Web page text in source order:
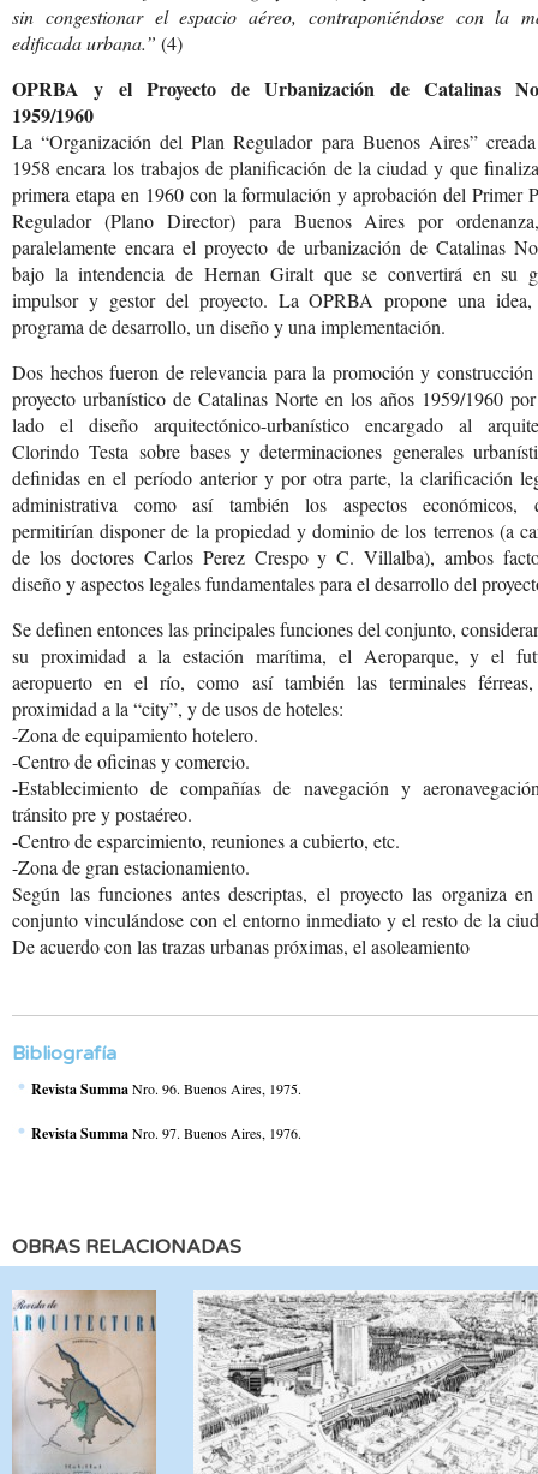
sin congestionar el espacio aéreo, contraponiéndose con la
edificada urbana.” (4)
OPRBA y el Proyecto de Urbanización de Catalinas
1959/1960
La “Organización del Plan Regulador para Buenos Aires”
1958 encara los trabajos de planificación de la ciudad y que
primera etapa en 1960 con la formulación y aprobación del Primer
Regulador (Plano Director) para Buenos Aires por
paralelamente encara el proyecto de urbanización de Catalinas
bajo la intendencia de Hernan Giralt que se convertirá en su
impulsor y gestor del proyecto. La OPRBA propone una
programa de desarrollo, un diseño y una implementación.
Dos hechos fueron de relevancia para la promoción y
proyecto urbanístico de Catalinas Norte en los años 1959/1960
lado el diseño arquitectónico-urbanístico encargado al
Clorindo Testa sobre bases y determinaciones generales
definidas en el período anterior y por otra parte, la clarificación
administrativa como así también los aspectos económicos,
permitirían disponer de la propiedad y dominio de los terrenos (a
de los doctores Carlos Perez Crespo y C. Villalba), ambos
diseño y aspectos legales fundamentales para el desarrollo del
Se definen entonces las principales funciones del conjunto,
su proximidad a la estación marítima, el Aeroparque, y el
aeropuerto en el río, como así también las terminales
proximidad a la “city”, y de usos de hoteles:
-Zona de equipamiento hotelero.
-Centro de oficinas y comercio.
-Establecimiento de compañías de navegación y
tránsito pre y postaéreo.
-Centro de esparcimiento, reuniones a cubierto, etc.
-Zona de gran estacionamiento.
Según las funciones antesdescriptas, el proyectolas organiza
conjunto vinculándose con el entorno inmediato y el resto de la
De acuerdocon las trazas urbanaspróximas, el asoleamiento
Bibliografía
Revista SummaNro. 96. Buenos Aires, 1975.
Revista SummaNro. 97. Buenos Aires, 1976.
OBRAS RELACIONADAS